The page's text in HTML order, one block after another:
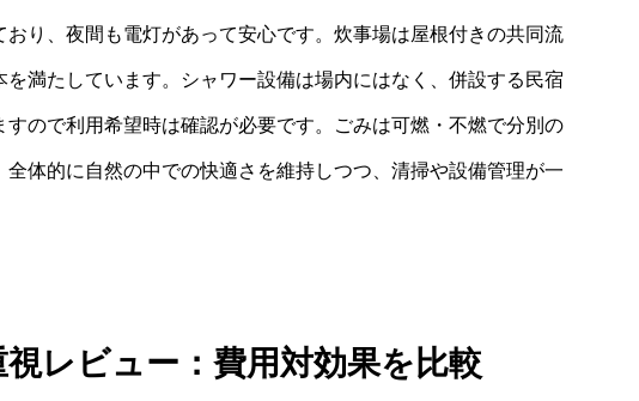
おり、夜間も電灯があって安心です。炊事場は屋根付きの共同流
満たしています。シャワー設備は場内にはなく、併設する民宿
ので利用希望時は確認が必要です。ごみは可燃・不燃で分別の
全体的に自然の中での快適さを維持しつつ、清掃や設備管理が一
レビュー：費用対効果を比較